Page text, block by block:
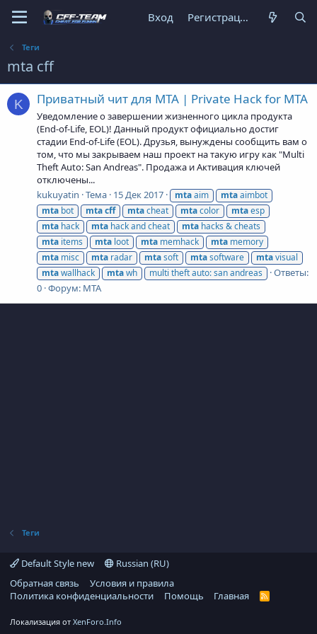
Вход Регистрация
Теги
mta cff
K Приватный чит для MTA | Private Hack for MTA
Уведомление о завершении жизненного цикла продукта
(End-of-Life, EOL)! Данный продукт официально достиг
стадии End-of-Life (EOL). Друзья, вынуждены сообщить вам о
том, что мы закрываем наш проект на такую игру как "Multi
Theft Auto: San Andreas". Продажа и Активация ключей
отключены...
kukuyatin Тема 15 Дек 2017 mtaaim mtaaimbot
mta bot mtacff mtacheat mtacolor mtaesp
mta hack mta hack and cheat mta hacks & cheats
mta items mta loot mta memhack mta memory
mta misc mta radar mtasoft mtasoftware mtavisual
mtawallhack mtawh multi theft auto: san andreas
Ответы:
0 Форум: MTA
Теги
Default Style new
Russian (RU)
Обратная связь
Условия и правила
Политика конфиденциальности
Помощь Главная
R
Локализация от XenForo.Info